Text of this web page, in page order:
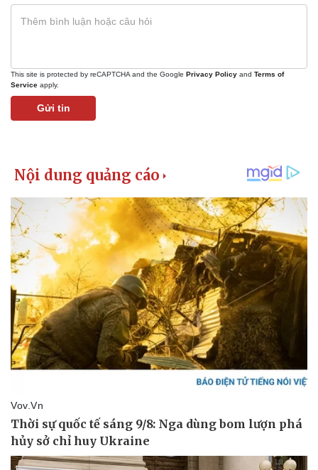
Khởi nghiệp
Giá cà phê
This site is protected by reCAPTCHA and the Google Privacy Policy and Terms of
Service apply.
Gửi tin